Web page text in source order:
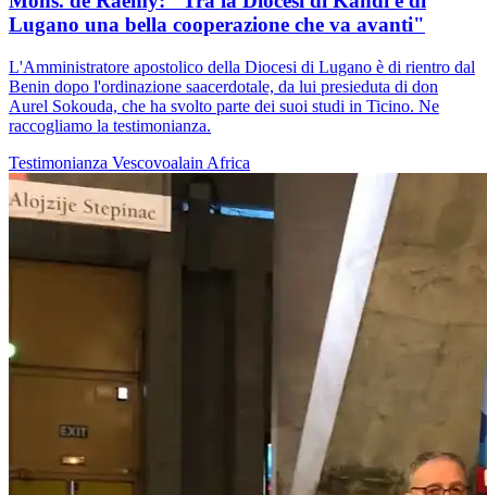
Lugano una bella cooperazione che va avanti"
L'Amministratore apostolico della Diocesi di Lugano è di rientro dal
Benin dopo l'ordinazione saacerdotale, da lui presieduta di don
Aurel Sokouda, che ha svolto parte dei suoi studi in Ticino. Ne
raccogliamo la testimonianza.
Testimonianza Vescovoalain Africa